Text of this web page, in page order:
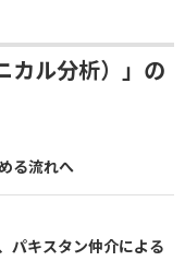
カル分析）」の
る流れへ
パキスタン仲介による